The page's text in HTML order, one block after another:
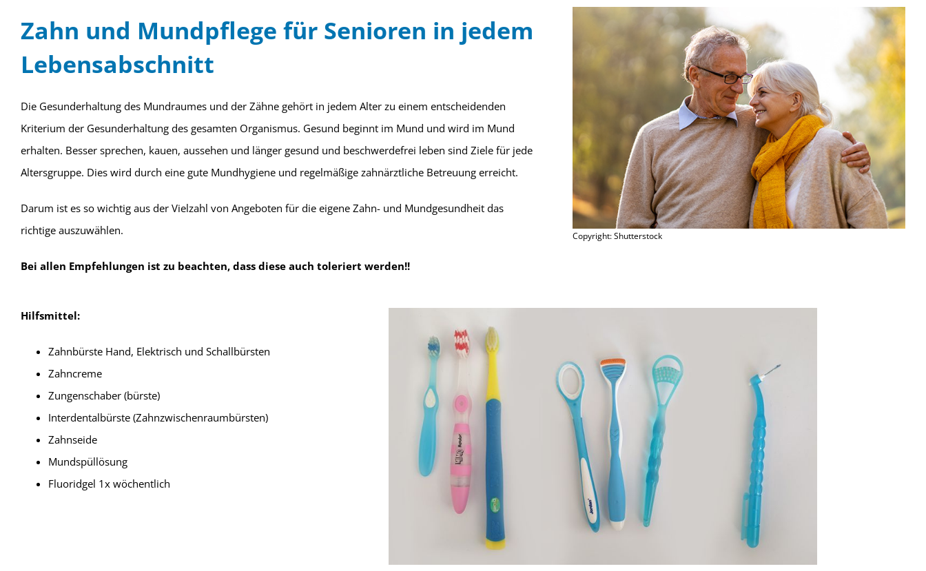
Zahn und Mundpflege für Senioren in jedem
Lebensabschnitt
Die Gesunderhaltung des Mundraumes und der Zähne gehört in jedem Alter zu einem entscheidenden
Kriterium der Gesunderhaltung des gesamten Organismus. Gesund beginnt im Mund und wird im Mund
erhalten. Besser sprechen, kauen, aussehen und länger gesund und beschwerdefrei leben sind Ziele für jede
Altersgruppe. Dies wird durch eine gute Mundhygiene und regelmäßige zahnärztliche Betreuung erreicht.
Darum ist es so wichtig aus der Vielzahl von Angeboten für die eigene Zahn- und Mundgesundheit das
richtige auszuwählen.
Bei allen Empfehlungen ist zu beachten, dass diese auch toleriert werden!!
Copyright: Shutterstock
Hilfsmittel:
Zahnbürste Hand, Elektrisch und Schallbürsten
Zahncreme
Zungenschaber (bürste)
Interdentalbürste (Zahnzwischenraumbürsten)
Zahnseide
Mundspüllösung
Fluoridgel 1x wöchentlich